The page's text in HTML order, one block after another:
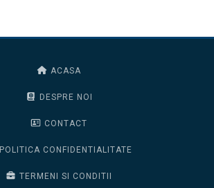
ACASA
DESPRE NOI
CONTACT
POLITICA CONFIDENTIALITATE
TERMENI SI CONDITII